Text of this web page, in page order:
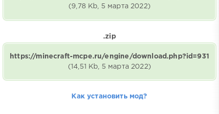
(9,78 Kb, 5 марта 2022)
.zip
https://minecraft-mcpe.ru/engine/download.php?id=931
(14,51 Kb, 5 марта 2022)
Как установить мод?